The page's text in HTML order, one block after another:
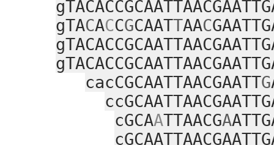
gTACACCGCAATTAAC
cacCGCAATTAACGAATTG
cGCAATTAACGA